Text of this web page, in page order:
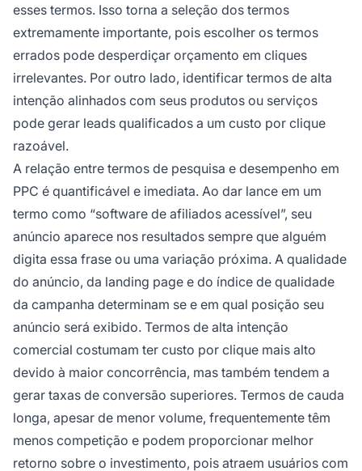
esses termos. Isso torna a seleção dos termos
extremamente importante, pois escolher os termos
errados pode desperdiçar orçamento em cliques
irrelevantes. Por outro lado, identificar termos de alta
intenção alinhados com seus produtos ou serviços
pode gerar leads qualificados a um custo por clique
razoável.
A relação entre termos de pesquisa e desempenho em
PPC é quantificável e imediata. Ao dar lance em um
termo como “software de afiliados acessível”, seu
anúncio aparece nos resultados sempre que alguém
digita essa frase ou uma variação próxima. A qualidade
do anúncio, da landing page e do índice de qualidade
da campanha determinam se e em qual posição seu
anúncio será exibido. Termos de alta intenção
comercial costumam ter custo por clique mais alto
devido à maior concorrência, mas também tendem a
gerar taxas de conversão superiores. Termos de cauda
longa, apesar de menor volume, frequentemente têm
menos competição e podem proporcionar melhor
retorno sobre o investimento, pois atraem usuários com